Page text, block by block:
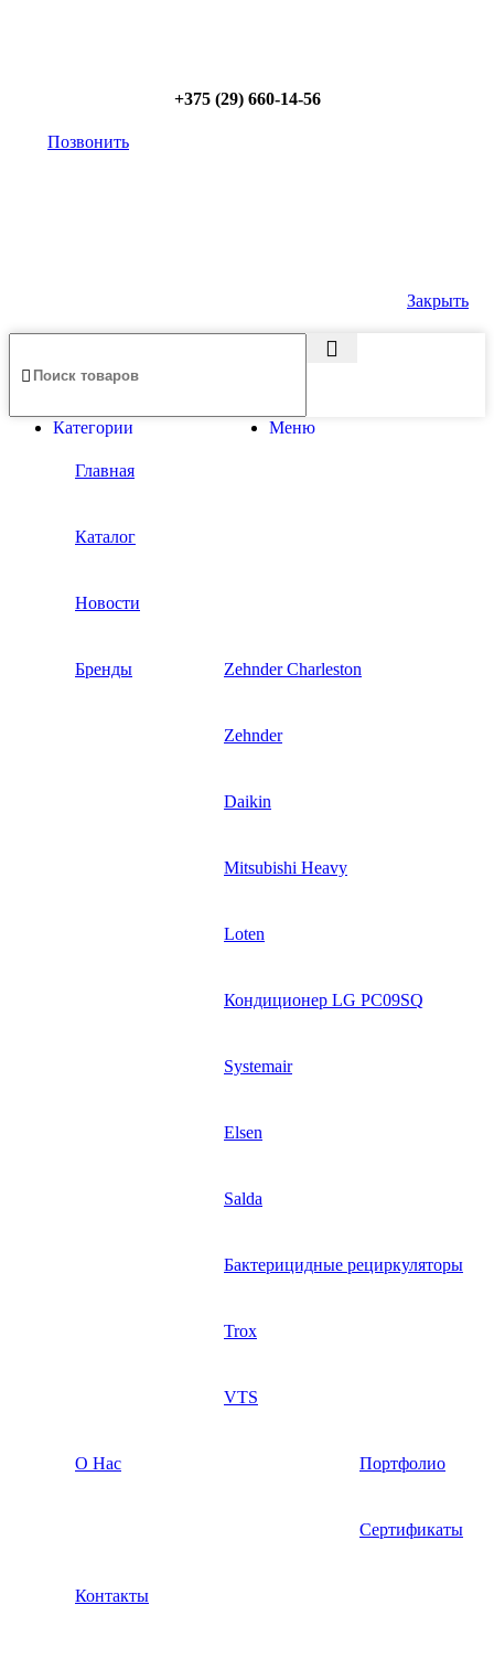
+375 (29) 660-14-56
Позвонить
Закрыть
Меню
Категории
Главная
Каталог
Новости
Бренды Zehnder Charleston
Zehnder
Daikin
Mitsubishi Heavy
Loten
Кондиционер LG PC09SQ
Systemair
Elsen
Salda
Бактерицидные рециркуляторы
Trox
VTS
О Нас Портфолио
Сертификаты
Контакты